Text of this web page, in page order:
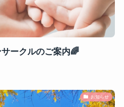
ークルのご案内🌈
お知らせ